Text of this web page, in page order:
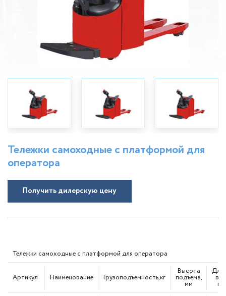
Тележки самоходные с платформой для
оператора
Получить дилерскую цену
Тележки самоходные с платформой для оператора
Артикул Наименование Грузоподъемность,кг
Высота
подъема,
мм мм